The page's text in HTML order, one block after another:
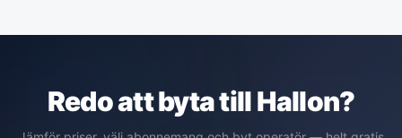
Redo att byta tillHallon?